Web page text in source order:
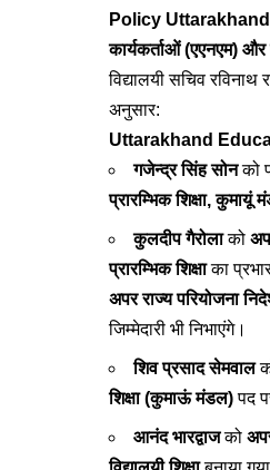
Policy Uttarakhand:
कार्यकर्ताओं (एएनएम) और
विद्यालयी सचिव
अनुसार:
Uttarakhand
गजेन्द्र सिंह सोनको
प्रारम्भिक शिक्षा, कुमायूं
कुलदीप गैरोलाको
प्रारम्भिक शिक्षाका
अपर राज्य परियोजना
जिम्मेदारी भी निभाएंगे।
शिव प्रसाद सेमवाल
शिक्षा (कुमाऊं मंडल)पद
आनंद भारद्वाजको